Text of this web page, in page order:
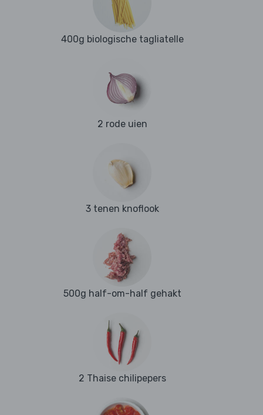
400g biologische tagliatelle
2 rode uien
3 tenen knoflook
500g half-om-half gehakt
2 Thaise chilipepers